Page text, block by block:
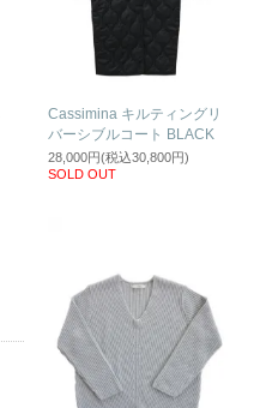
Cassimina キルティングリ
バーシブルコート BLACK
28,000円(税込30,800円)
SOLD OUT